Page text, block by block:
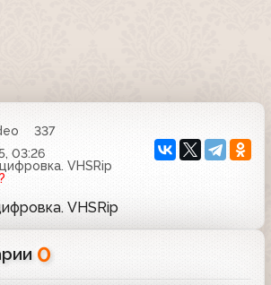
337
03:26
VHSRip
VHSRip
0